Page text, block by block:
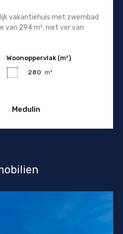
vakantiehuis met zwembad
van 294 m², niet ver van
Woonoppervlak (m²)
280 m²
Medulin